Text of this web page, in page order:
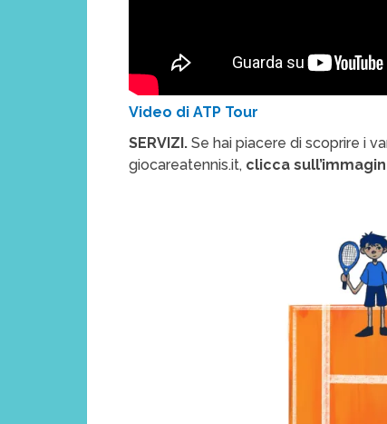
Video di ATP Tour
SERVIZI. Se hai piacere di scoprire i
giocareatennis.it, clicca